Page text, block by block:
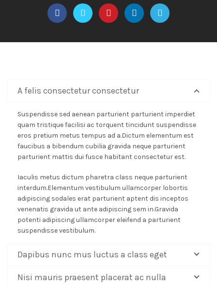
A felis consectetur consectetur
Suspendisse sed aenean parturient parturient imperdiet
quam tristique facilisi ac torquent tincidunt suspendisse
eros pretium metus tempus ad a.Dictum elementum est
faucibus a bibendum cubilia gravida neque parturient
parturient mattis dui fusce habitant consectetur est.
Iaculis metus dictum pharetra class neque parturient
interdum.Elementum vestibulum ullamcorper lobortis
adipiscing sodales erat parturient aptent dis inceptos
venenatis gravida ut ante adipiscing sem in.Gravida
potenti adipiscing ullamcorper eleifend a parturient
suspendisse vestibulum.
Dapibus nunc mus luctus a class eget
Nisi mauris praesent placerat ac nulla